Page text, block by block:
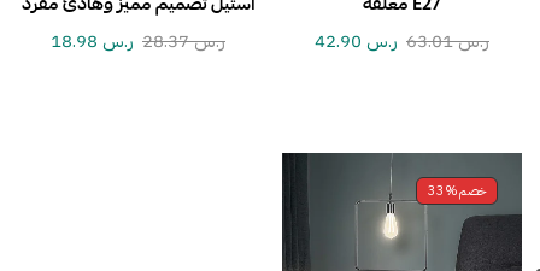
E27 معلقة
ر.س63.01 ر.س
استيل تصميم مميز وهادئ مفرد
ر.س28.37 ر.س
خصم33%